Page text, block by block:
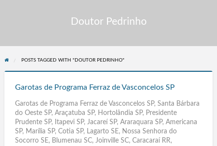
Doutor Pedrinho
POSTS TAGGED WITH "DOUTOR PEDRINHO"
Ferraz
Vasconcelos
Garotas de Programa Ferraz de Vasconcelos SP
Garotas de Programa Ferraz de Vasconcelos SP, Santa Bárbara
do Oeste SP, Araçatuba SP, Hortolândia SP, Presidente
Prudente SP, Itapevi SP, Jacareí SP, Araraquara SP, Americana
SP, Marília SP, Cotia SP, Lagarto SE, Nossa Senhora do
Socorro SE, Blumenau SC, Joinville SC, Caracaraí RR,